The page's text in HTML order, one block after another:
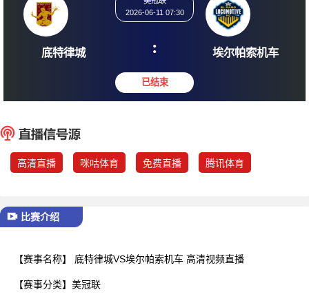
底特律城
2026-06-11 07:30
: 埃尔帕
高清直播 咪咕体育 免费直播 腾讯体育
比赛介绍
【赛事名称】 底特律城VS埃尔帕索机车 高清视频直播
【赛事分类】 美冠联